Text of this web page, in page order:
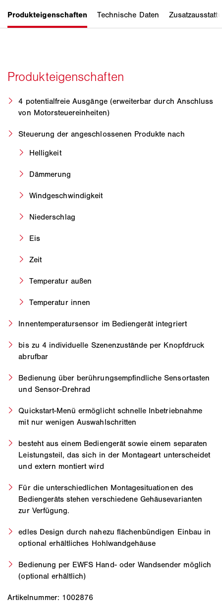
4 potentialfreie Ausgänge (erweiterbar durch Anschluss
von Motorsteuereinheiten)
Steuerung der angeschlossenen Produkte nach
Helligkeit
Dämmerung
Windgeschwindigkeit
Niederschlag
Eis
Zeit
Temperatur außen
Temperatur innen
Innentemperatursensor im Bediengerät integriert
bis zu 4 individuelle Szenenzustände per Knopfdruck
abrufbar
Bedienung über berührungsempfindliche Sensortasten
und Sensor-Drehrad
Quickstart-Menü ermöglicht schnelle Inbetriebnahme
mit nur wenigen Auswahlschritten
besteht aus einem Bediengerät sowie einem separaten
Leistungsteil, das sich in der Montageart unterscheidet
und extern montiert wird
Für die unterschiedlichen Montagesituationen des
Bediengeräts stehen verschiedene Gehäusevarianten
zur Verfügung.
edles Design durch nahezu flächenbündigen Einbau in
optional erhältliches Hohlwandgehäuse
Bedienung per EWFS Hand- oder Wandsender möglich
(optional erhältlich)
Artikelnummer: 1002876